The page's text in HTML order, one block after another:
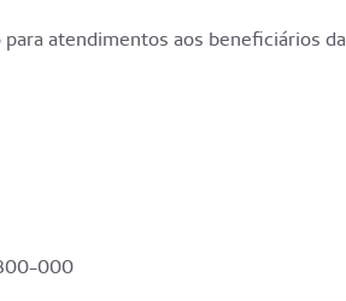
atendimentos aos beneficiários da
000